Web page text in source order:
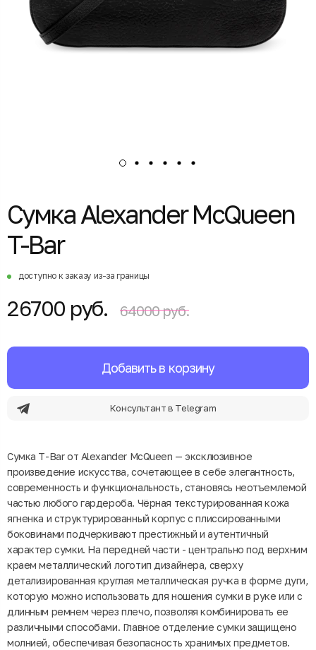
Сумка Alexander McQueen
T-Bar
доступно к заказу из-за границы
26700 руб. 64000 руб.
Добавить в корзину
Консультант в Telegram
Сумка T-Bar от Alexander McQueen — эксклюзивное
произведение искусства, сочетающее в себе элегантность,
современность и функциональность, становясь неотъемлемой
частью любого гардероба. Чёрная текстурированная кожа
ягненка и структурированный корпус с плиссированными
боковинами подчеркивают престижный и аутентичный
характер сумки. На передней части - центрально под верхним
краем металлический логотип дизайнера, сверху
детализированная круглая металлическая ручка в форме дуги,
которую можно использовать для ношения сумки в руке или с
длинным ремнем через плечо, позволяя комбинировать ее
различными способами. Главное отделение сумки защищено
молнией, обеспечивая безопасность хранимых предметов.